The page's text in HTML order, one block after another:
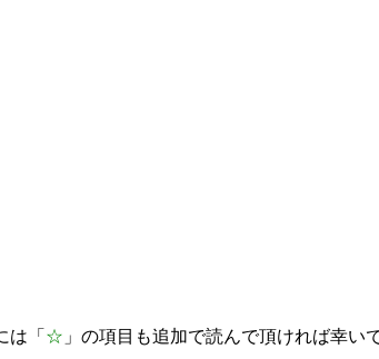
は「 ☆ 」の項目も追加で読んで頂ければ幸い